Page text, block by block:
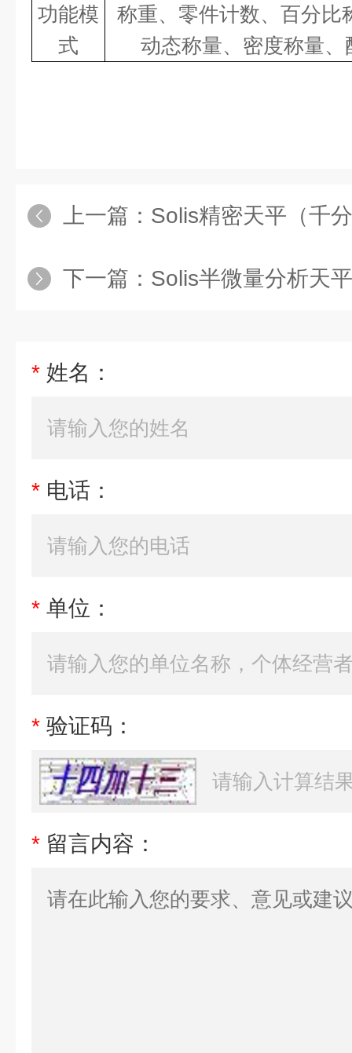
功能模
式
称重、零件计数、百分比
动态称量、密度称量
上一篇： Solis精密天平（千
下一篇： Solis半微量分析天
* 姓名：
* 电话：
* 单位：
* 验证码：
* 留言内容：